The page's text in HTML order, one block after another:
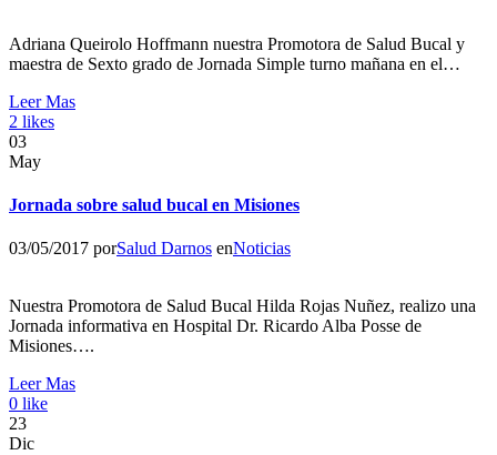
Adriana Queirolo Hoffmann nuestra Promotora de Salud Bucal y
maestra de Sexto grado de Jornada Simple turno mañana en el…
Leer Mas
2 likes
03
May
Jornada sobre salud bucal en Misiones
03/05/2017 porSalud Darnos enNoticias
Nuestra Promotora de Salud Bucal Hilda Rojas Nuñez, realizo una
Jornada informativa en Hospital Dr. Ricardo Alba Posse de
Misiones….
Leer Mas
0 like
23
Dic